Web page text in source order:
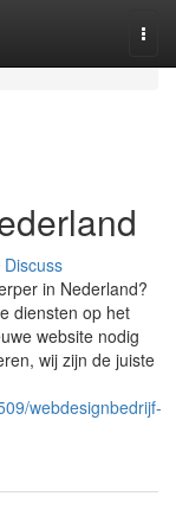
Discuss
in Nederland?
diensten op het
website nodig
wij zijn de juiste
webdesignbedrijf-